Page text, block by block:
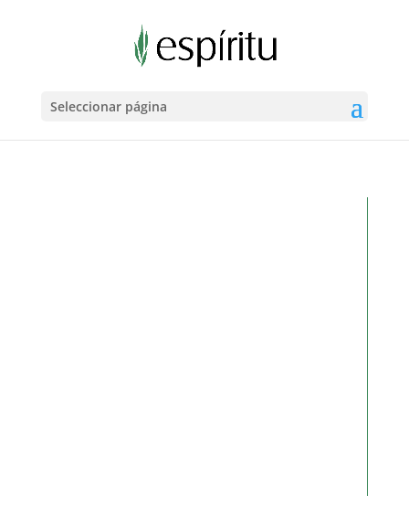
Seleccionar página